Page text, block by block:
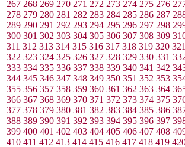
267 268 269 270 271 272 273 274 275 276
278 279 280 281 282 283 284 285 286 287
289 290 291 292 293 294 295 296 297 298
300 301 302 303 304 305 306 307 308 309
311 312 313 314 315 316 317 318 319 320
322 323 324 325 326 327 328 329 330 331
333 334 335 336 337 338 339 340 341 342
344 345 346 347 348 349 350 351 352 353
355 356 357 358 359 360 361 362 363 364
366 367 368 369 370 371 372 373 374 375
377 378 379 380 381 382 383 384 385 386
388 389 390 391 392 393 394 395 396 397
399 400 401 402 403 404 405 406 407 408
410 411 412 413 414 415 416 417 418 419